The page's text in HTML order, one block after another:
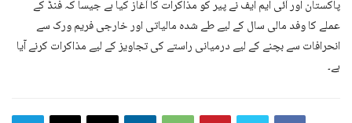
پاکستان اور آئی ایم ایف نے پیر کو مذاکرات کا آغاز کیا ہے جیسا کہ فنڈ کے
عملے کا وفد مالی سال کے لیے طے شدہ مالیاتی اور خارجی فریم ورک سے
انحرافات سے بچنے کے لیے درمیانی راستے کی تجاویز کے لیے مذاکرات کرنے آیا
ہے۔